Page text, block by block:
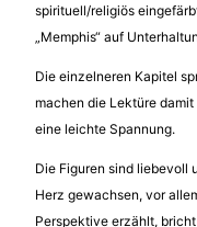
spirituell/religiös
„Memphis“ auf
Die einzelneren Kapitel
machen die Lektüre
eine leichte Spannung.
Die Figuren sind liebevoll
Herz gewachsen, vor
Perspektive erzählt,